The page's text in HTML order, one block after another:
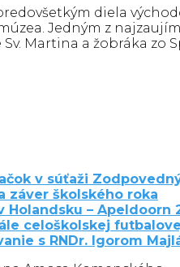
diela
Jedným z
Martina a žobráka zo
v súťaži
záver školského roka
Holandsku – Apeldoorn
celoškolskej
s RNDr. Igorom